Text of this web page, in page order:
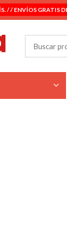
/ / ENVÍOS GRATIS